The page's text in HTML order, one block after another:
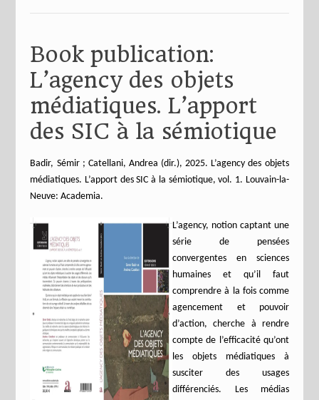
Book publication:
L’agency des objets
médiatiques. L’apport
des SIC à la sémiotique
Badir, Sémir ; Catellani, Andrea (dir.), 2025. L’agency des objets
médiatiques. L’apport des SIC à la sémiotique, vol. 1. Louvain-la-
Neuve: Academia.
L’agency, notion captant une
série de pensées
convergentes en sciences
humaines et qu’il faut
comprendre à la fois comme
agencement et pouvoir
d’action, cherche à rendre
compte de l’efficacité qu’ont
les objets médiatiques à
susciter des usages
différenciés. Les médias